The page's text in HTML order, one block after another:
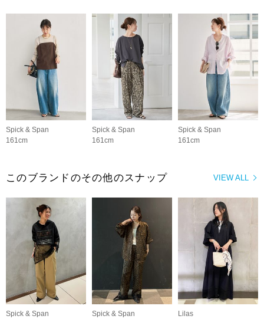
Spick & Span
161cm
Spick & Span
161cm
Spick & Span
161cm
VIEW ALL
このブランドのその他のスナップ
Spick & Span
Spick & Span
Lilas